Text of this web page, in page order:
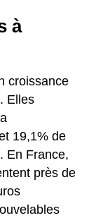
à
croissance
Elles
19,1% de
En France,
près de